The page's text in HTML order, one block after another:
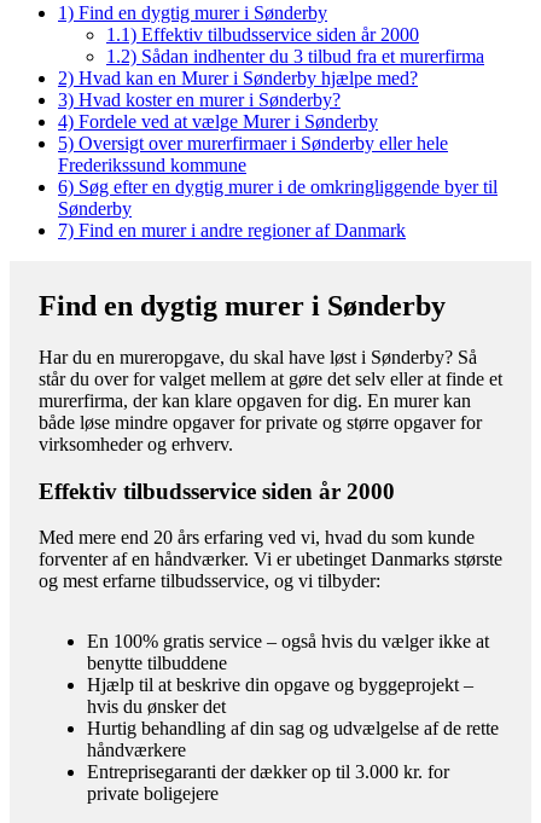
1) Find en dygtig murer i Sønderby
1.1) Effektiv tilbudsservice siden år 2000
1.2) Sådan indhenter du 3 tilbud fra et murerfirma
2) Hvad kan en Murer i Sønderby hjælpe med?
3) Hvad koster en murer i Sønderby?
4) Fordele ved at vælge Murer i Sønderby
5) Oversigt over murerfirmaer i Sønderby eller hele
Frederikssund kommune
6) Søg efter en dygtig murer i de omkringliggende byer til
Sønderby
7) Find en murer i andre regioner af Danmark
Find en dygtig murer i Sønderby
Har du en mureropgave, du skal have løst i Sønderby? Så
står du over for valget mellem at gøre det selv eller at finde et
murerfirma, der kan klare opgaven for dig. En murer kan
både løse mindre opgaver for private og større opgaver for
virksomheder og erhverv.
Effektiv tilbudsservice siden år 2000
Med mere end 20 års erfaring ved vi, hvad du som kunde
forventer af en håndværker. Vi er ubetinget Danmarks største
og mest erfarne tilbudsservice, og vi tilbyder:
En 100% gratis service – også hvis du vælger ikke at
benytte tilbuddene
Hjælp til at beskrive din opgave og byggeprojekt –
hvis du ønsker det
Hurtig behandling af din sag og udvælgelse af de rette
håndværkere
Entreprisegaranti der dækker op til 3.000 kr. for
private boligejere